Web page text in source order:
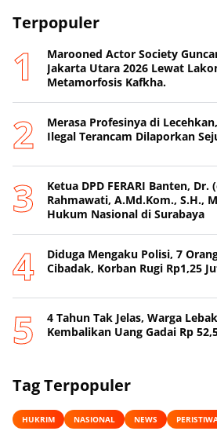
Terpopuler
Marooned Actor Society
Jakarta Utara 2026 Lewat
Metamorfosis Kafkha.
Merasa Profesinya di
Ilegal Terancam Dilaporkan
Ketua DPD FERARI Banten, Dr.
Rahmawati, A.Md.Kom., S.H.,
Hukum Nasional di Surabaya
Diduga Mengaku Polisi, 7
Cibadak, Korban Rugi Rp1,25
4 Tahun Tak Jelas, Warga
Kembalikan Uang Gadai Rp
Tag Terpopuler
HUKRIM NASIONAL NEWS